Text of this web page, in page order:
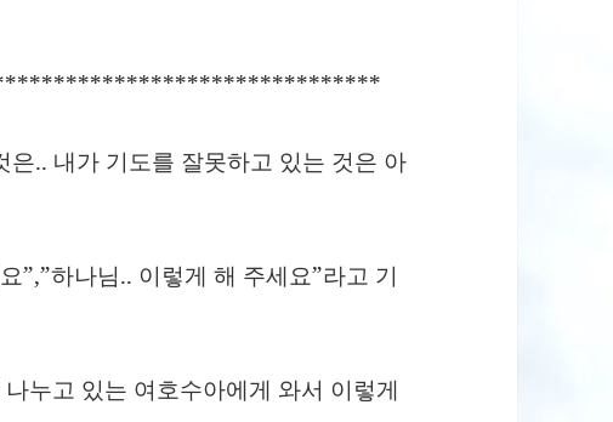
.. 내가 기도를 잘못하고 있는 것은 아
”,”하나님.. 이렇게 해 주세요”라고 기
누고 있는 여호수아에게 와서 이렇게